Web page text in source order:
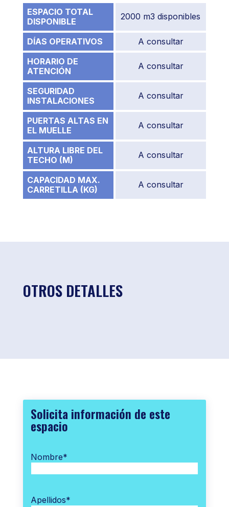
ESPACIO TOTAL
DISPONIBLE
2000 m3 disponibles
DÍAS OPERATIVOS
A consultar
HORARIO DE
ATENCIÓN
A consultar
SEGURIDAD
INSTALACIONES
A consultar
PUERTAS ALTAS EN
EL MUELLE
A consultar
ALTURA LIBRE DEL
TECHO (M)
A consultar
CAPACIDAD MAX.
CARRETILLA (KG)
A consultar
OTROS DETALLES
Solicita información de este
espacio
Nombre*
Apellidos*